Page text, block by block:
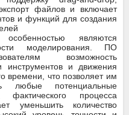
файлов и включает
и функций для создания
являются
моделирования. ПО
возможность
инструментов и движения
времени, что позволяет им
любые потенциальные
процесса
уменьшить количество